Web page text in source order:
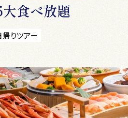
食べ放題
帰りツアー